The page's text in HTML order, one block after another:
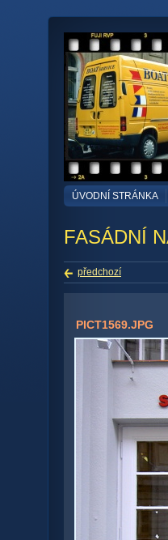
ÚVODNÍ STRÁNKA
FASÁDNÍ
předchozí
PICT1569.JPG